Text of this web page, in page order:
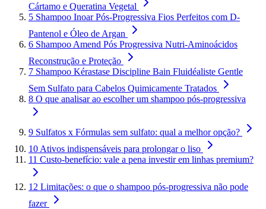
Cártamo e Queratina Vegetal
5 Shampoo Inoar Pós-Progressiva Fios Perfeitos com D-
Pantenol e Óleo de Argan
6 Shampoo Amend Pós Progressiva Nutri-Aminoácidos
Reconstrução e Proteção
7 Shampoo Kérastase Discipline Bain Fluidéaliste Gentle
Sem Sulfato para Cabelos Quimicamente Tratados
8 O que analisar ao escolher um shampoo pós-progressiva
9 Sulfatos x Fórmulas sem sulfato: qual a melhor opção?
10 Ativos indispensáveis para prolongar o liso
11 Custo-benefício: vale a pena investir em linhas premium?
12 Limitações: o que o shampoo pós-progressiva não pode
fazer